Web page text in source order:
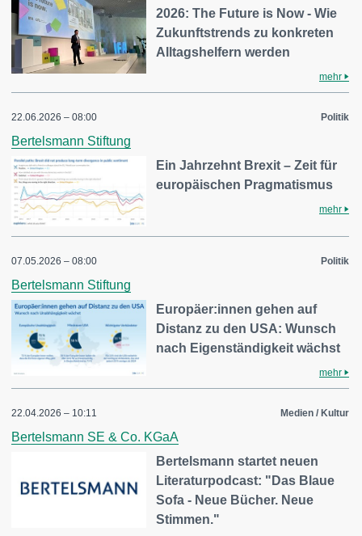
2026: The Future is Now - Wie
Zukunftstrends zu konkreten
Alltagshelfern werden
mehr
22.06.2026 – 08:00 Politik
Bertelsmann Stiftung
Ein Jahrzehnt Brexit – Zeit für
europäischen Pragmatismus
mehr
07.05.2026 – 08:00 Politik
Bertelsmann Stiftung
Europäer:innen gehen auf
Distanz zu den USA: Wunsch
nach Eigenständigkeit wächst
mehr
22.04.2026 – 10:11 Medien / Kultur
Bertelsmann SE & Co. KGaA
Bertelsmann startet neuen
Literaturpodcast: "Das Blaue
Sofa - Neue Bücher. Neue
Stimmen."